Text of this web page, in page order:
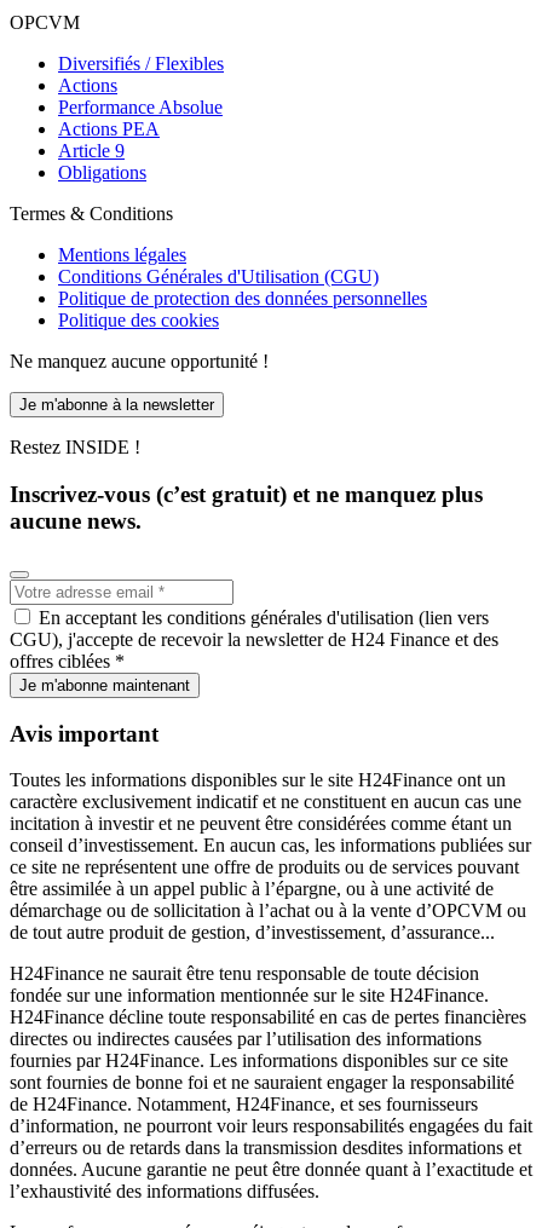
OPCVM
Diversifiés / Flexibles
Actions
Performance Absolue
Actions PEA
Article 9
Obligations
Termes & Conditions
Mentions légales
Conditions Générales d'Utilisation (CGU)
Politique de protection des données personnelles
Politique des cookies
Ne manquez aucune opportunité !
Je m'abonne à la newsletter
Restez INSIDE !
Inscrivez-vous (c’est gratuit) et ne manquez plus
aucune news.
En acceptant les conditions générales d'utilisation (lien vers
CGU), j'accepte de recevoir la newsletter de H24 Finance et des
offres ciblées *
Je m'abonne maintenant
Avis important
Toutes les informations disponibles sur le site H24Finance ont un
caractère exclusivement indicatif et ne constituent en aucun cas une
incitation à investir et ne peuvent être considérées comme étant un
conseil d’investissement. En aucun cas, les informations publiées sur
ce site ne représentent une offre de produits ou de services pouvant
être assimilée à un appel public à l’épargne, ou à une activité de
démarchage ou de sollicitation à l’achat ou à la vente d’OPCVM ou
de tout autre produit de gestion, d’investissement, d’assurance...
H24Finance ne saurait être tenu responsable de toute décision
fondée sur une information mentionnée sur le site H24Finance.
H24Finance décline toute responsabilité en cas de pertes financières
directes ou indirectes causées par l’utilisation des informations
fournies par H24Finance. Les informations disponibles sur ce site
sont fournies de bonne foi et ne sauraient engager la responsabilité
de H24Finance. Notamment, H24Finance, et ses fournisseurs
d’information, ne pourront voir leurs responsabilités engagées du fait
d’erreurs ou de retards dans la transmission desdites informations et
données. Aucune garantie ne peut être donnée quant à l’exactitude et
l’exhaustivité des informations diffusées.